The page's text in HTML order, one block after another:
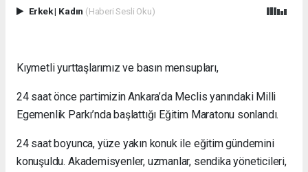
Erkek| Kadın (Haberi Sesli Oku)
Kıymetli yurttaşlarımız ve basın mensupları,
24 saat önce partimizin Ankara’da Meclis yanındaki Milli
Egemenlik Parkı’nda başlattığı Eğitim Maratonu sonlandı.
24 saat boyunca, yüze yakın konuk ile eğitim gündemini
konuşuldu. Akademisyenler, uzmanlar, sendika yöneticileri,